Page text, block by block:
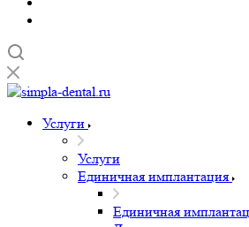
Услуги
Услуги
Единичная имплантация
Единичная